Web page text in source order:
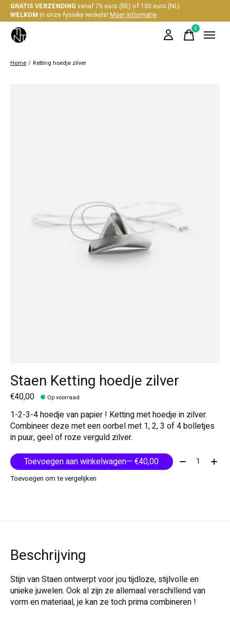
GRATIS VERZENDING vanaf 75 euro (BE) of 100 euro (NL)
WELKOM in onze fysieke winkels!Meer informatie
0items
Home / Ketting hoedje zilver
Staen Ketting hoedje zilver
€40,00 Op voorraad
1-2-3-4 hoedje van papier ! Ketting met hoedje in zilver.
Combineer deze met een oorbel met 1, 2, 3 of 4 bolletjes
in puur, geel of roze verguld zilver.
Toevoegen aan winkelwagen
— €40,00 Aantal:
Toevoegen om te vergelijken
Beschrijving
Stijn van Staen ontwerpt voor jou tijdloze, stijlvolle en
unieke juwelen. Ook al zijn ze allemaal verschillend van
vorm en materiaal, je kan ze toch prima combineren !